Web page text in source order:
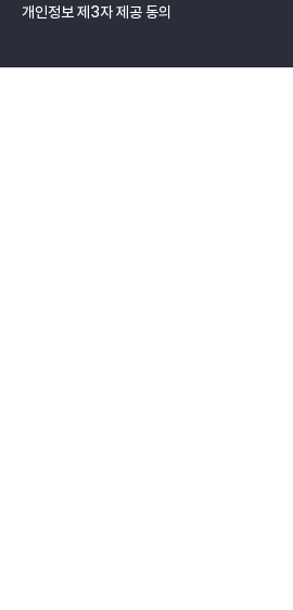
개인정보 제3자 제공 동의